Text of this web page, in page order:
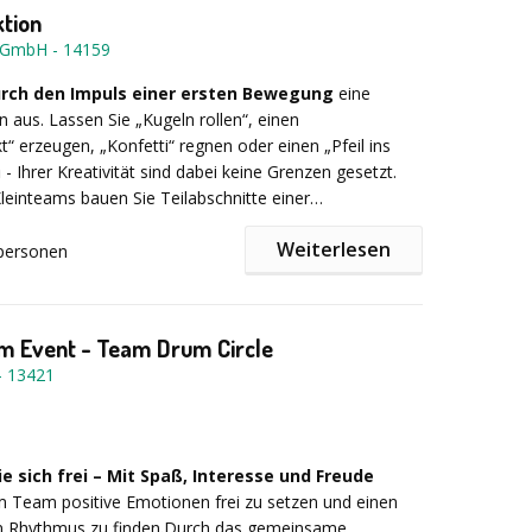
Teambuilding, Teamtraining, Betriebsausflug,
Incentive, Sommerfest,
Kick-Off. -Dauer: Ca. 2,5 -3 Stunden -
MwSt. + Fahrtkosten
- 14159
den Impuls einer ersten Bewegung eine
aus. Lassen Sie „Kugeln rollen“, einen
erzeugen, „Konfetti“ regnen oder einen „Pfeil ins
- Ihrer Kreativität sind dabei keine Grenzen gesetzt.
bauen Sie Teilabschnitte einer
und zu einer gemeinsamen Kettenreaktion
und Kommunikation, aber auch persönlicher
Unterstützung sind wichtige
ggf. Fotodokumentation, Anmoderation und
qualifizierte Trainer von Erlebnis & Training.
- Schnittstellenkommunikation - Teamerfolg
& Motivation
Weiterlesen
Event - Team Drum Circle
13421
sich frei – Mit Spaß, Interesse und Freude
Team positive Emotionen frei zu setzen und einen